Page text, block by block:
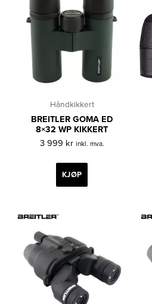
Håndkikkert
BREITLER GOMA ED
8×32 WP KIKKERT
3 999 kr inkl. mva.
KJØP